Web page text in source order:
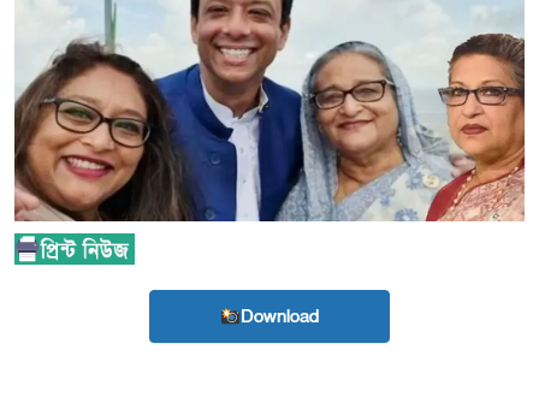
Download